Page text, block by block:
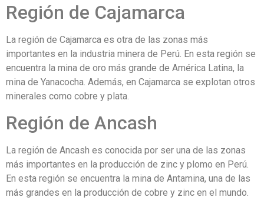
Región de Cajamarca
La región de Cajamarca es otra de las zonas más
importantes en la industria minera de Perú. En esta región se
encuentra la mina de oro más grande de América Latina, la
mina de Yanacocha. Además, en Cajamarca se explotan otros
minerales como cobre y plata.
Región de Ancash
La región de Ancash es conocida por ser una de las zonas
más importantes en la producción de zinc y plomo en Perú.
En esta región se encuentra la mina de Antamina, una de las
más grandes en la producción de cobre y zinc en el mundo.